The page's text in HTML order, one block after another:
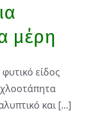
μέρη
είδος
και [...]